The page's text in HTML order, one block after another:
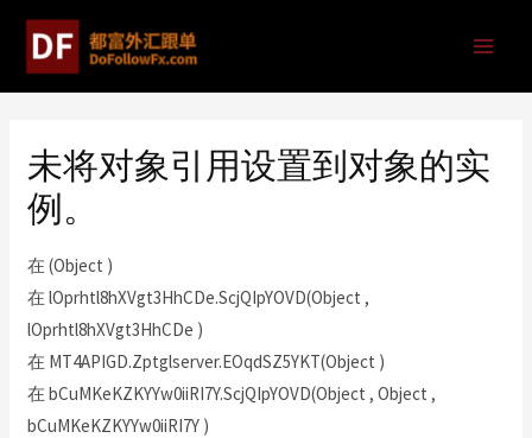
未将对象引用设置到对象的实
例。
在 (Object )
在 lOprhtl8hXVgt3HhCDe.ScjQIpYOVD(Object ,
lOprhtl8hXVgt3HhCDe )
在 MT4APIGD.Zptglserver.EOqdSZ5YKT(Object )
在 bCuMKeKZKYYw0iiRI7Y.ScjQIpYOVD(Object , Object ,
bCuMKeKZKYYw0iiRI7Y )